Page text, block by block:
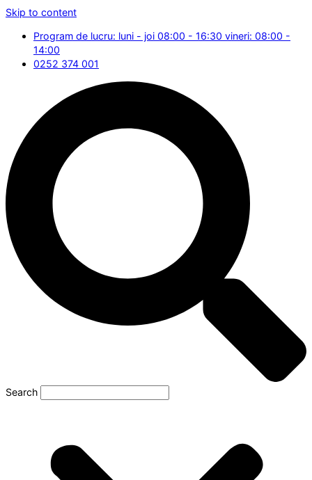
Skip to content
Program de lucru: luni - joi 08:00 - 16:30 vineri: 08:00 -
14:00
0252 374 001
Search